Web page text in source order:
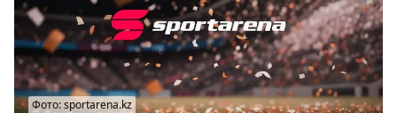
Фото: sportarena.kz